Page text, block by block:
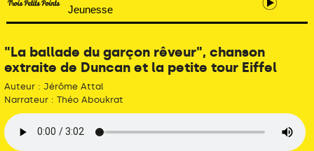
Jeunesse
"La ballade du garçon rêveur", chanson
extraite de Duncan et la petite tour Eiffel
Auteur : Jérôme Attal
Narrateur : Théo Aboukrat